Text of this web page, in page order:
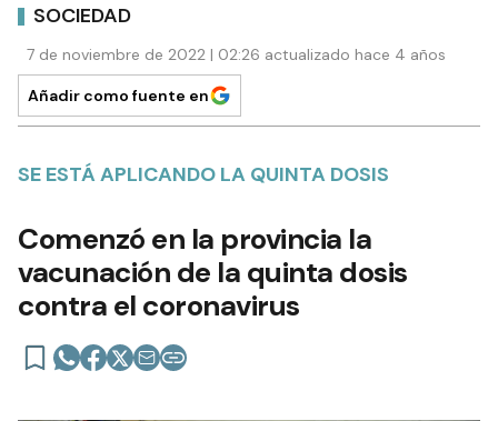
SOCIEDAD
7 de noviembre de 2022 | 02:26 actualizado hace 4 años
Añadir como fuente en
SE ESTÁ APLICANDO LA QUINTA DOSIS
Comenzó en la provincia la
vacunación de la quinta dosis
contra el coronavirus